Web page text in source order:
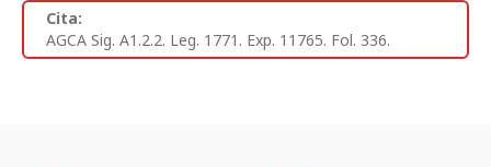
Cita:
AGCA Sig. A1.2.2. Leg. 1771. Exp. 11765. Fol. 336.